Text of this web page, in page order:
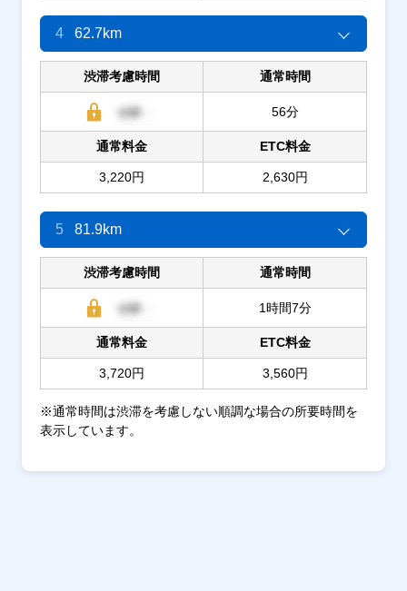
4 62.7km
渋滞考慮時間 通常時間
56分
通常料金
3,220円
ETC料金
2,630円
5 81.9km
渋滞考慮時間 通常時間
1時間7分
通常料金
3,720円
ETC料金
3,560円
※通常時間は渋滞を考慮しない順調な場合の所要時間を
表示しています。